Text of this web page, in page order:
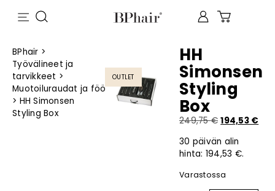
BPhair >
Työvälineet ja
tarvikkeet >
Muotoiluraudat ja föönit
> HH Simonsen
Styling Box
OUTLET
HH
Simonsen
Styling
Box
249,75€ 194,53 €
30 päivän alin
hinta: 194,53 €.
Varastossa